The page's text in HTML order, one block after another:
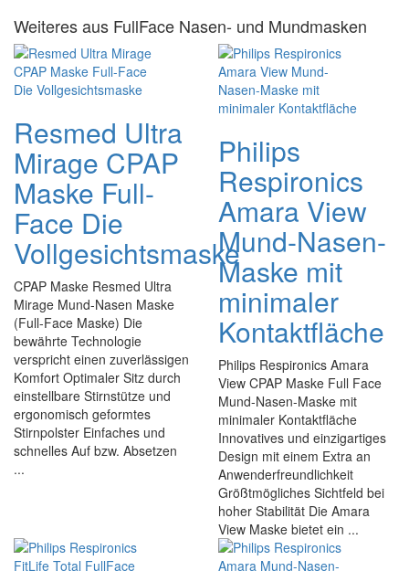
Weiteres aus FullFace Nasen- und Mundmasken
Resmed Ultra
Mirage CPAP
Maske Full-
Face Die
Vollgesichtsmaske
CPAP Maske Resmed Ultra
Mirage Mund-Nasen Maske
(Full-Face Maske) Die
bewährte Technologie
verspricht einen zuverlässigen
Komfort Optimaler Sitz durch
einstellbare Stirnstütze und
ergonomisch geformtes
Stirnpolster Einfaches und
schnelles Auf bzw. Absetzen
...
Philips
Respironics
Amara View
Mund-Nasen-
Maske mit
minimaler
Kontaktfläche
Philips Respironics Amara
View CPAP Maske Full Face
Mund-Nasen-Maske mit
minimaler Kontaktfläche
Innovatives und einzigartiges
Design mit einem Extra an
Anwenderfreundlichkeit
Größtmögliches Sichtfeld bei
hoher Stabilität Die Amara
View Maske bietet ein ...